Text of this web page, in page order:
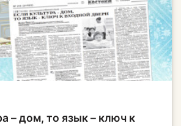
– дом, то язык – ключ к